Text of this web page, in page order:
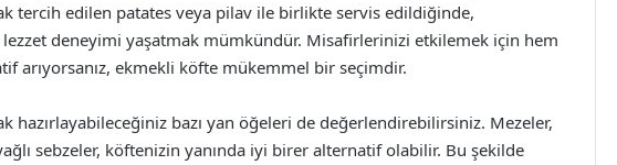
tercih edilen patates veya pilav ile birlikte servis edildiğinde,
deneyimi yaşatmak mümkündür. Misafirlerinizi etkilemek için hem
arıyorsanız, ekmekli köfte mükemmel bir seçimdir.
hazırlayabileceğiniz bazı yan öğeleri de değerlendirebilirsiniz. Mezeler,
sebzeler, köftenizin yanında iyi birer alternatif olabilir. Bu şekilde